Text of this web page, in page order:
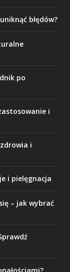
błędów?
po
i
i
i pielęgnacja
– jak wybrać